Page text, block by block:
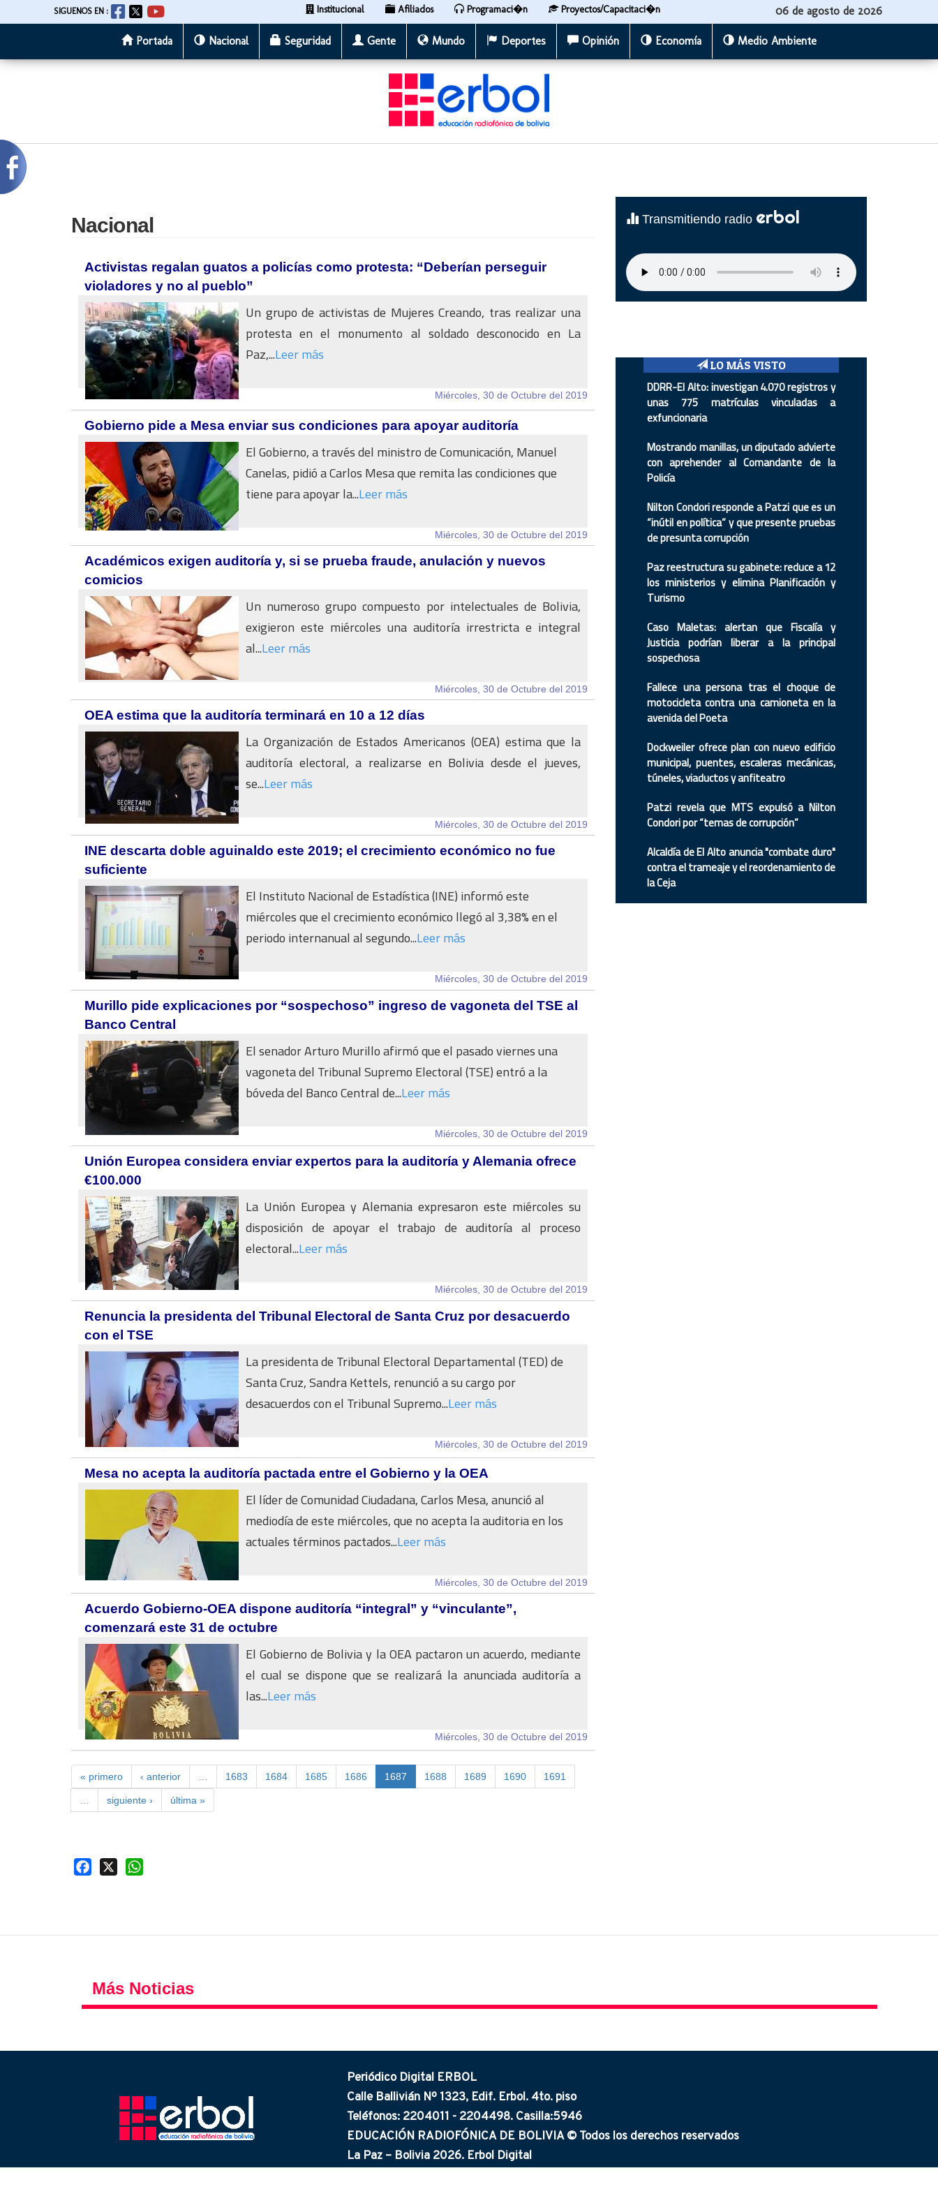
al
SIGUENOS EN : Institucional Afiliados Programaci�n Proyectos/Capacitaci�n 06 de agosto de 2026
Portada Nacional Seguridad Gente Mundo Deportes Opinión Economía Medio Ambiente
Nacional
Activistas regalan guatos a policías como protesta: “Deberían perseguir
violadores y no al pueblo”
Un grupo de activistas de Mujeres Creando, tras realizar una
protesta en el monumento al soldado desconocido en La
Paz,...Leer más
Miércoles, 30 de Octubre del 2019
Gobierno pide a Mesa enviar sus condiciones para apoyar auditoría
El Gobierno, a través del ministro de Comunicación, Manuel
Canelas, pidió a Carlos Mesa que remita las condiciones que
tiene para apoyar la...Leer más
Miércoles, 30 de Octubre del 2019
Académicos exigen auditoría y, si se prueba fraude, anulación y nuevos
comicios
Un numeroso grupo compuesto por intelectuales de Bolivia,
exigieron este miércoles una auditoría irrestricta e integral
al...Leer más
Miércoles, 30 de Octubre del 2019
OEA estima que la auditoría terminará en 10 a 12 días
La Organización de Estados Americanos (OEA) estima que la
auditoría electoral, a realizarse en Bolivia desde el jueves,
se...Leer más
Miércoles, 30 de Octubre del 2019
INE descarta doble aguinaldo este 2019; el crecimiento económico no fue
suficiente
El Instituto Nacional de Estadística (INE) informó este
miércoles que el crecimiento económico llegó al 3,38% en el
periodo internanual al segundo...Leer más
Miércoles, 30 de Octubre del 2019
Murillo pide explicaciones por “sospechoso” ingreso de vagoneta del TSE al
Banco Central
El senador Arturo Murillo afirmó que el pasado viernes una
vagoneta del Tribunal Supremo Electoral (TSE) entró a la
bóveda del Banco Central de...Leer más
Miércoles, 30 de Octubre del 2019
Unión Europea considera enviar expertos para la auditoría y Alemania ofrece
€100.000
La Unión Europea y Alemania expresaron este miércoles su
disposición de apoyar el trabajo de auditoría al proceso
electoral...Leer más
Miércoles, 30 de Octubre del 2019
Renuncia la presidenta del Tribunal Electoral de Santa Cruz por desacuerdo
con el TSE
La presidenta de Tribunal Electoral Departamental (TED) de
Santa Cruz, Sandra Kettels, renunció a su cargo por
desacuerdos con el Tribunal Supremo...Leer más
Miércoles, 30 de Octubre del 2019
Mesa no acepta la auditoría pactada entre el Gobierno y la OEA
El líder de Comunidad Ciudadana, Carlos Mesa, anunció al
mediodía de este miércoles, que no acepta la auditoria en los
actuales términos pactados...Leer más
Miércoles, 30 de Octubre del 2019
Acuerdo Gobierno-OEA dispone auditoría “integral” y “vinculante”,
comenzará este 31 de octubre
El Gobierno de Bolivia y la OEA pactaron un acuerdo, mediante
el cual se dispone que se realizará la anunciada auditoría a
las...Leer más
Miércoles, 30 de Octubre del 2019
« primero ‹ anterior 1683 1684 1685 1686 1687 1688 1689 1690 1691
siguiente › última »
Facebook
Transmitiendo radio erbol
LO MÁS VISTO
DDRR-El Alto: investigan 4.070 registros y
unas 775 matrículas vinculadas a
exfuncionaria
Mostrando manillas, un diputado advierte
con aprehender al Comandante de la
Policía
Nilton Condori responde a Patzi que es un
“inútil en política” y que presente pruebas
de presunta corrupción
Paz reestructura su gabinete: reduce a 12
los ministerios y elimina Planificación y
Turismo
Caso Maletas: alertan que Fiscalía y
Justicia podrían liberar a la principal
sospechosa
Fallece una persona tras el choque de
motocicleta contra una camioneta en la
avenida del Poeta
Dockweiler ofrece plan con nuevo edificio
municipal, puentes, escaleras mecánicas,
túneles, viaductos y anfiteatro
Patzi revela que MTS expulsó a Nilton
Condori por “temas de corrupción”
Alcaldía de El Alto anuncia "combate duro"
contra el trameaje y el reordenamiento de
la Ceja
Más Noticias
Periódico Digital ERBOL
Calle Ballivián Nº 1323, Edif. Erbol. 4to. piso
Teléfonos: 2204011 - 2204498. Casilla:5946
EDUCACIÓN RADIOFÓNICA DE BOLIVIA © Todos los derechos reservados
La Paz – Bolivia 2026. Erbol Digital